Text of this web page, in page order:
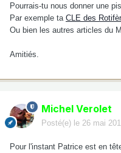
Pourrais-tu nous donner une
Par exemple ta CLE des
Ou bien les autres articles du
Amitiés.
Michel Verolet
Posté(e) le 26 mai
Pour l'instant Patrice est en